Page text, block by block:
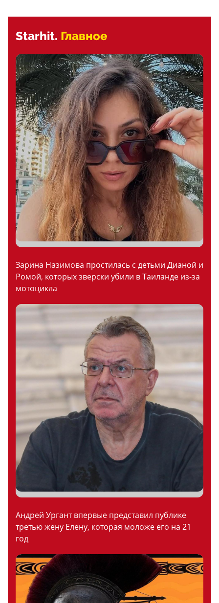
Starhit. Главное
Зарина Назимова простилась с детьми Дианой и
Ромой, которых зверски убили в Таиланде из-за
мотоцикла
Андрей Ургант впервые представил публике
третью жену Елену, которая моложе его на 21
год